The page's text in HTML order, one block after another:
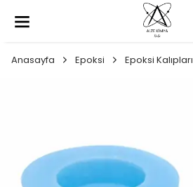
Anasayfa Epoksi Epoksi Kalıpları